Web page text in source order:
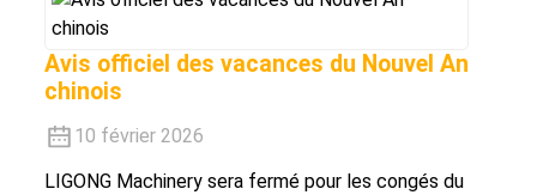
Avis officiel des vacances du Nouvel An
chinois
10 février 2026
LIGONG Machinery sera fermé pour les congés du